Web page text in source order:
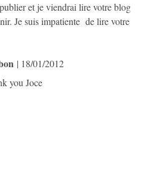
et je viendrai lire votre blog
Je suis impatiente de lire votre
| 18/01/2012
you Joce